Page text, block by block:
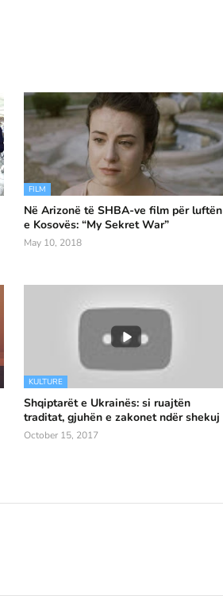
FILM
Në Arizonë të SHBA-ve film për luftën
e Kosovës: “My Sekret War”
May 10, 2018
KULTURE
Shqiptarët e Ukrainës: si ruajtën
traditat, gjuhën e zakonet ndër shekuj
October 15, 2017